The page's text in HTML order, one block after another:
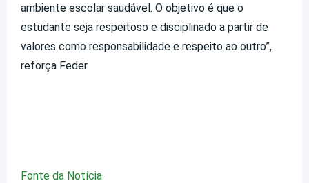
ambiente escolar saudável. O objetivo é que o
estudante seja respeitoso e disciplinado a partir de
valores como responsabilidade e respeito ao outro”,
reforça Feder.
Fonte da Notícia